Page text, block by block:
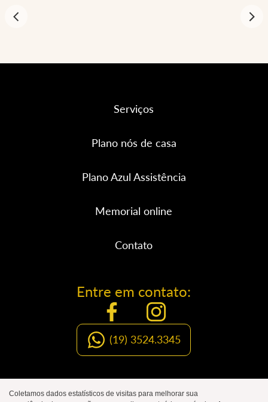
Organização Social de Luto
Serviços
Plano nós de casa
Plano Azul Assistência
Memorial online
Contato
Entre em contato:
(19) 3524.3345
Coletamos dados estatísticos de visitas para melhorar sua